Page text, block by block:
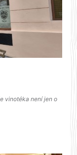
vinotéka není jen o